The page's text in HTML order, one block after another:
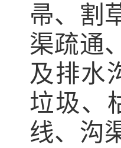
帚、割
渠疏通
及排水
垃圾、
线、沟